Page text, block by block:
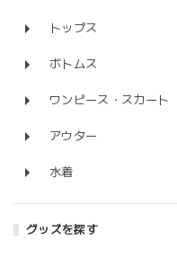
トップス
ボトムス
ワンピース・スカート
アウター
水着
グッズを探す